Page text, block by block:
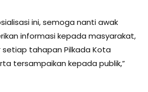
ini, semoga nanti awak
informasi kepada masyarakat,
tahapan Pilkada Kota
tersampaikan kepada publik,”